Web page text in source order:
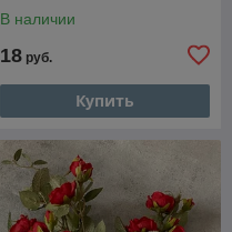
В наличии
18 руб.
Купить